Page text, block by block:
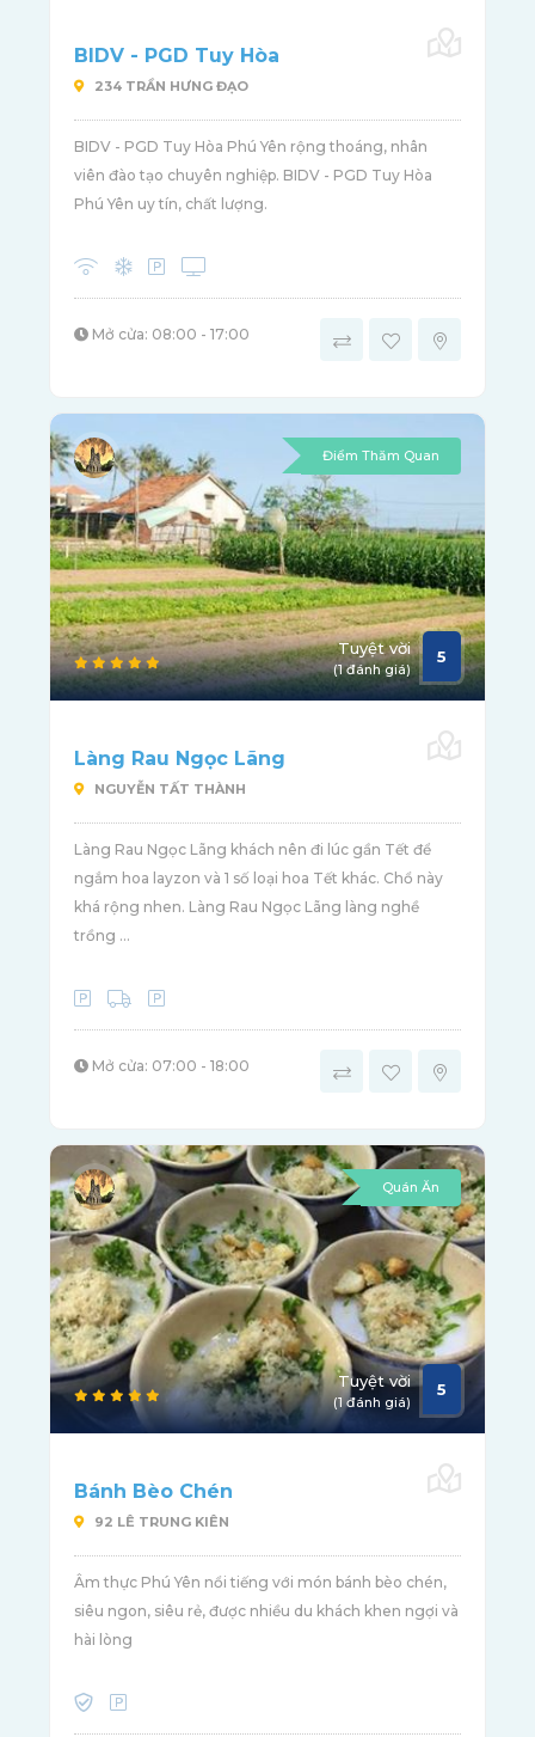
BIDV - PGD Tuy Hòa
234 TRẦN HƯNG ĐẠO
BIDV - PGD Tuy Hòa Phú Yên rộng thoáng, nhân
viên đào tạo chuyên nghiệp. BIDV - PGD Tuy Hòa
Phú Yên uy tín, chất lượng.
Mở cửa: 08:00 - 17:00
Điểm Thăm Quan
Tuyệt vời
(1 đánh giá)
5
Làng Rau Ngọc Lãng
NGUYỄN TẤT THÀNH
Làng Rau Ngọc Lãng khách nên đi lúc gần Tết để
ngắm hoa layzon và 1 số loại hoa Tết khác. Chổ này
khá rộng nhen. Làng Rau Ngọc Lãng làng nghề
trồng ...
Mở cửa: 07:00 - 18:00
Quán Ăn
Tuyệt vời
(1 đánh giá)
5
Bánh Bèo Chén
92 LÊ TRUNG KIÊN
Âm thực Phú Yên nổi tiếng với món bánh bèo chén,
siêu ngon, siêu rẻ, được nhiều du khách khen ngợi và
hài lòng